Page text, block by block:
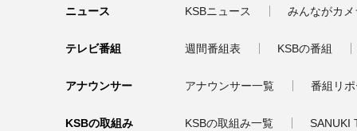
ニュース KSBニュース みんながカ
テレビ番組 週間番組表 KSBの番組
アナウンサー アナウンサー一覧 番組リ
KSBの取組み KSBの取組み一覧 SANUKI